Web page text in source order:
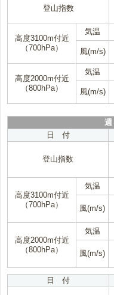
登山指数
高度3100m付近
（700hPa）
気温
風(m/s)
高度2000m付近
（800hPa）
気温
風(m/s)
日 付
登山指数
高度3100m付近
（700hPa）
気温
風(m/s)
高度2000m付近
（800hPa）
気温
風(m/s)
日 付